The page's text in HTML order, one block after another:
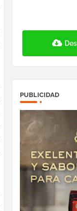
PUBLICIDAD